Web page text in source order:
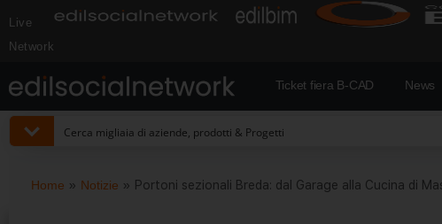
Live
Network
Ticket fiera B-CAD News
Home » Notizie » Portoni sezionali Breda: dal Garage alla Cucina di